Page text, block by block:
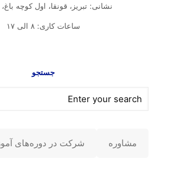
نشانی: تبریز، قونقا، اول کوچه باغ،
ساعات کاری: ۸ الی ۱۷
جستجو
مشاوره شرکت در دوره‌های